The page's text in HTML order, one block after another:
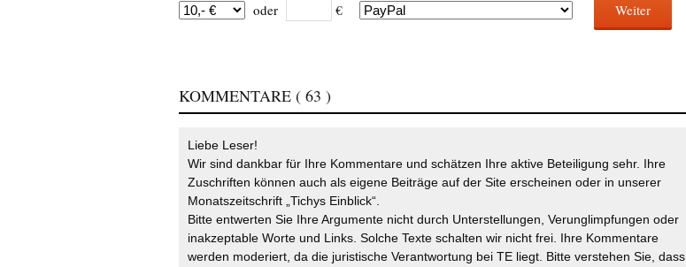
oder € Weiter
KOMMENTARE ( 63 )
Liebe Leser!
Wir sind dankbar für Ihre Kommentare und schätzen Ihre aktive Beteiligung sehr. Ihre
Zuschriften können auch als eigene Beiträge auf der Site erscheinen oder in unserer
Monatszeitschrift „Tichys Einblick“.
Bitte entwerten Sie Ihre Argumente nicht durch Unterstellungen, Verunglimpfungen oder
inakzeptable Worte und Links. Solche Texte schalten wir nicht frei. Ihre Kommentare
werden moderiert, da die juristische Verantwortung bei TE liegt. Bitte verstehen Sie, dass